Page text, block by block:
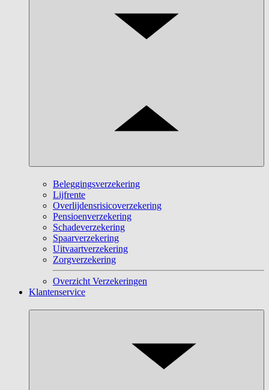
Beleggingsverzekering
Lijfrente
Overlijdensrisicoverzekering
Pensioenverzekering
Schadeverzekering
Spaarverzekering
Uitvaartverzekering
Zorgverzekering
Overzicht Verzekeringen
Klantenservice